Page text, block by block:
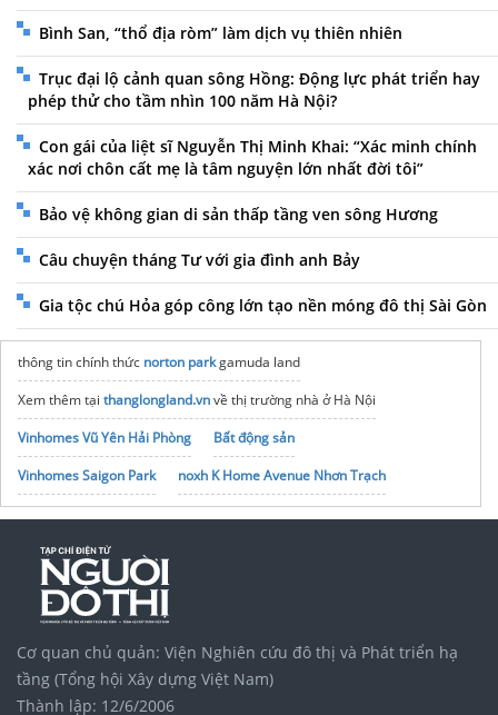
Bình San, “thổ địa ròm” làm dịch vụ thiên nhiên
Trục đại lộ cảnh quan sông Hồng: Động lực phát triển hay
phép thử cho tầm nhìn 100 năm Hà Nội?
Con gái của liệt sĩ Nguyễn Thị Minh Khai: “Xác minh chính
xác nơi chôn cất mẹ là tâm nguyện lớn nhất đời tôi”
Bảo vệ không gian di sản thấp tầng ven sông Hương
Câu chuyện tháng Tư với gia đình anh Bảy
Gia tộc chú Hỏa góp công lớn tạo nền móng đô thị Sài Gòn
thông tin chính thức norton parkgamuda land
Xem thêm tại thanglongland.vnvề thị trường nhà ở Hà Nội
Vinhomes Vũ Yên Hải Phòng
Bất động sản
Vinhomes Saigon Park
noxh K Home Avenue Nhơn Trạch
Tập đoàn Bcons Group
Cơ quan chủ quản: Viện Nghiên cứu đô thị và Phát triển hạ
tầng (Tổng hội Xây dựng Việt Nam)
Thành lập: 12/6/2006